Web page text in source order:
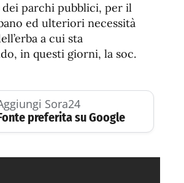
dei parchi pubblici, per il
ed ulteriori necessità
a cui sta
in questi giorni, la soc.
Sora24
preferita su Google